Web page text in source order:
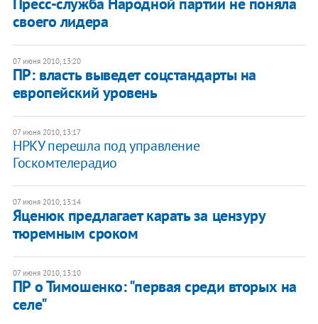
своего лидера
07 июня 2010, 13:20
ПР: власть выведет соцстандарты на
европейский уровень
07 июня 2010, 13:17
НРКУ перешла под управление
Госкомтелерадио
07 июня 2010, 13:14
Яценюк предлагает карать за цензуру
тюремным сроком
07 июня 2010, 13:10
ПР о Тимошенко: "первая среди вторых на
селе"